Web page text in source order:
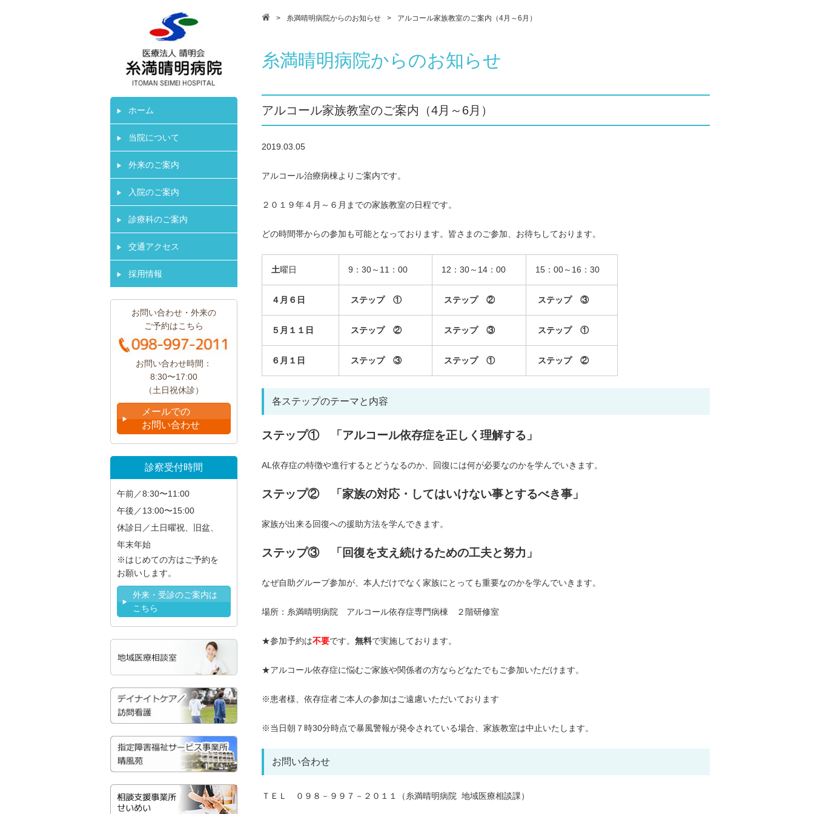
ホーム
当院について
外来のご案内
入院のご案内
診療科のご案内
交通アクセス
採用情報
お問い合わせ・外来の
ご予約はこちら
お問い合わせ時間：
8:30〜17:00
（土日祝休診）
メールでの
お問い合わせ
診察受付時間
午前／8:30〜11:00
午後／13:00〜15:00
休診日／土日曜祝、旧盆、
年末年始
はじめての方はご予約を
お願いします。
外来・受診のご案内は
こちら
糸満晴明病院からのお知らせ アルコール家族教室のご案内（4月～6月）
糸満晴明病院からのお知らせ
アルコール家族教室のご案内（4月～6月）
2019.03.05
アルコール治療病棟よりご案内です。
２０１９年４月～６月までの家族教室の日程です。
どの時間帯からの参加も可能となっております。皆さまのご参加、お待ちしております。
土曜日 9：30～11：00 12：30～14：00 15：00～16：30
４月６日 ステップ ① ステップ ② ステップ ③
５月１１日 ステップ ② ステップ ③ ステップ ①
６月１日 ステップ ③ ステップ ① ステップ ②
各ステップのテーマと内容
ステップ① 「アルコール依存症を正しく理解する」
AL依存症の特徴や進行するとどうなるのか、回復には何が必要なのかを学んでいきます。
ステップ② 「家族の対応・してはいけない事とするべき事 」
家族が出来る回復への援助方法を学んできます。
ステップ③ 「回復を支え続けるための工夫と努力 」
なぜ自助グループ参加が、本人だけでなく家族にとっても重要なのかを学んでいきます。
場所：糸満晴明病院 アルコール依存症専門病棟 ２階研修室
★参加予約は不要です。 無料で実施しております。
★アルコール依存症に悩むご家族や関係者の方ならどなたでもご参加いただけます。
※患者様、依存症者ご本人の参加はご遠慮いただいております
※当日朝７時30分時点で暴風警報が発令されている場合、家族教室は中止いたします。
お問い合わせ
ＴＥＬ ０９８－９９７－２０１１（糸満晴明病院 地域医療相談課）